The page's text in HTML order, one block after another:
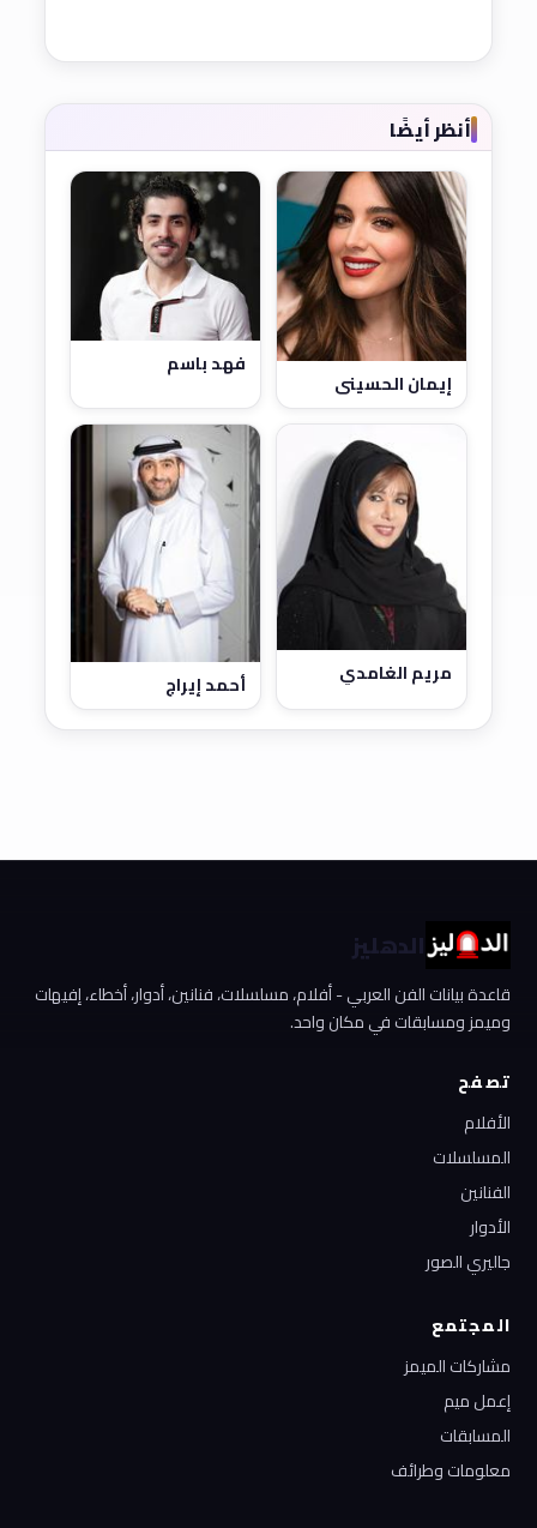
أنظر أيضًا
إيمان الحسيني
فهد باسم
مريم الغامدي أحمد إيراج
الدهليز
قاعدة بيانات الفن العربي - أفلام، مسلسلات، فنانين، أدوار، أخطاء، إفيهات
وميمز ومسابقات في مكان واحد.
تصفح
الأفلام
المسلسلات
الفنانين
الأدوار
جاليري الصور
المجتمع
مشاركات الميمز
إعمل ميم
المسابقات
معلومات وطرائف